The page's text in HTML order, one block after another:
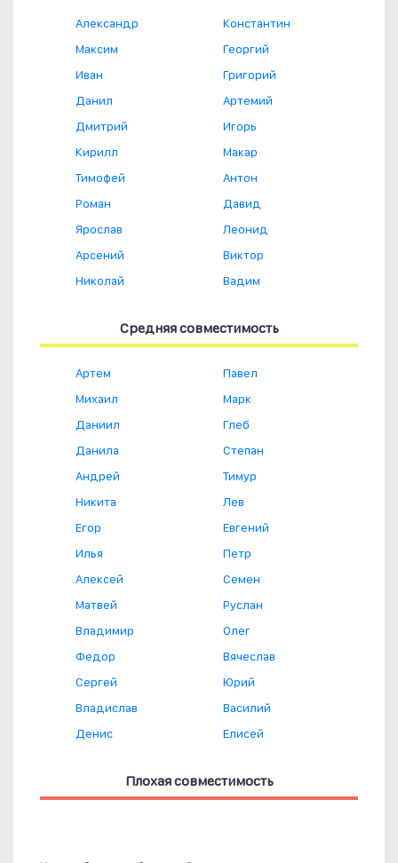
Александр
Максим
Иван
Данил
Дмитрий
Кирилл
Тимофей
Роман
Ярослав
Арсений
Николай
Константин
Георгий
Григорий
Артемий
Игорь
Макар
Антон
Давид
Леонид
Виктор
Вадим
Средняя совместимость
Артем
Михаил
Даниил
Данила
Андрей
Никита
Егор
Илья
Алексей
Матвей
Владимир
Федор
Сергей
Владислав
Денис
Павел
Марк
Глеб
Степан
Тимур
Лев
Евгений
Петр
Семен
Руслан
Олег
Вячеслав
Юрий
Василий
Елисей
Плохая совместимость